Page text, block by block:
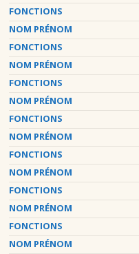
FONCTIONS
NOM PRÉNOM
FONCTIONS
NOM PRÉNOM
FONCTIONS
NOM PRÉNOM
FONCTIONS
NOM PRÉNOM
FONCTIONS
NOM PRÉNOM
FONCTIONS
NOM PRÉNOM
FONCTIONS
NOM PRÉNOM